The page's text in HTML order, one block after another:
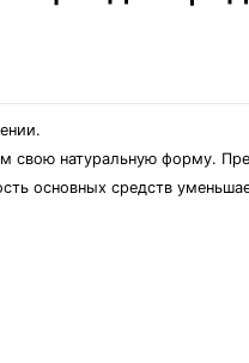
свою натуральную форму.
основных средств